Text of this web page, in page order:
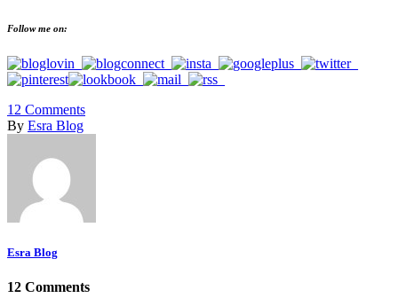
Follow me on:
12 Comments
By Esra Blog
Esra Blog
12 Comments